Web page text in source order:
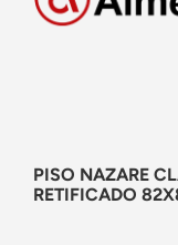
PISO NAZARE
RETIFICADO